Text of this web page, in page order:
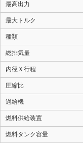
最高出力
最大トルク
種類
総排気量
内径Ｘ行程
圧縮比
過給機
燃料供給装置
燃料タンク容量